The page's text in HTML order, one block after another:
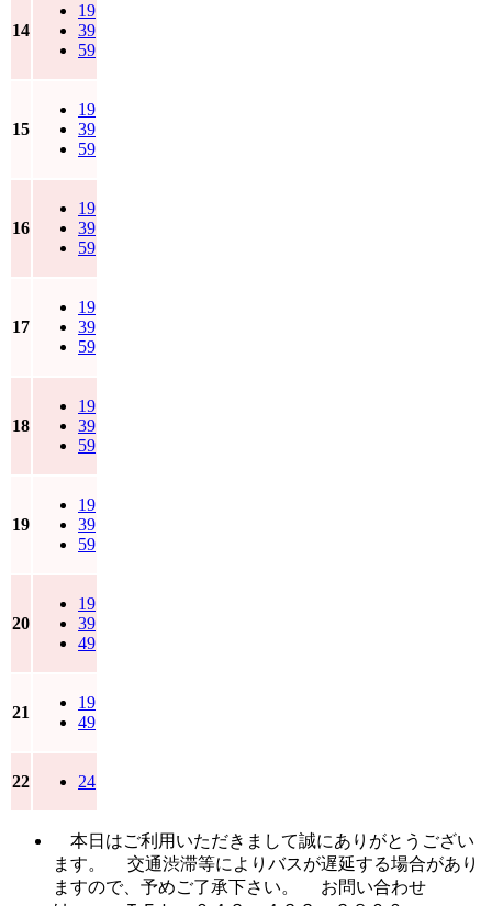
14
19
39
59
15
19
39
59
16
19
39
59
17
19
39
59
18
19
39
59
19
19
39
59
20
19
39
49
21
19
49
22 24
本日はご利用いただきまして誠にありがとうござい
ます。 交通渋滞等によりバスが遅延する場合があり
ますので、予めご了承下さい。 お問い合わせ